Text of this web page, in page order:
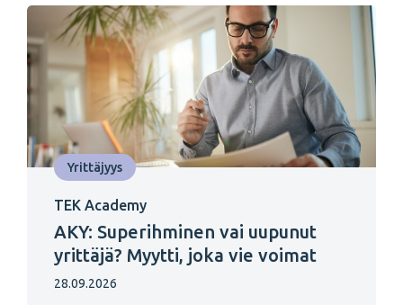
Yrittäjyys
TEK Academy
AKY: Superihminen vai uupunut
yrittäjä? Myytti, joka vie voimat
28.09.2026